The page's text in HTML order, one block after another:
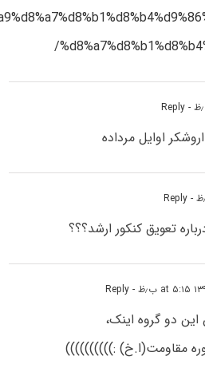
- Reply
اوایل مرداده
- Reply
تعویق کنکور ارشد؟؟؟
- Reply
دو گروه اینک،
مقاومت(ا.خ) :))))))))))